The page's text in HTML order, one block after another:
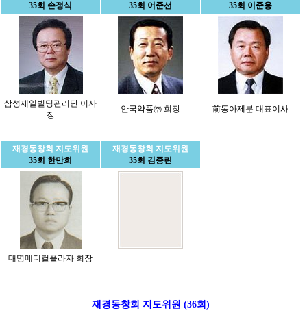
35회 손정식
35회 어준선
35회 이준용
삼성제일빌딩관리단 이사
장
안국약품㈜ 회장 前동아제분 대표이사
재경동창회 지도위원
35회 한만희
재경동창회 지도위원
35회 김종린
대명메디컬플라자 회장
재경동창회 지도위원 (36회)